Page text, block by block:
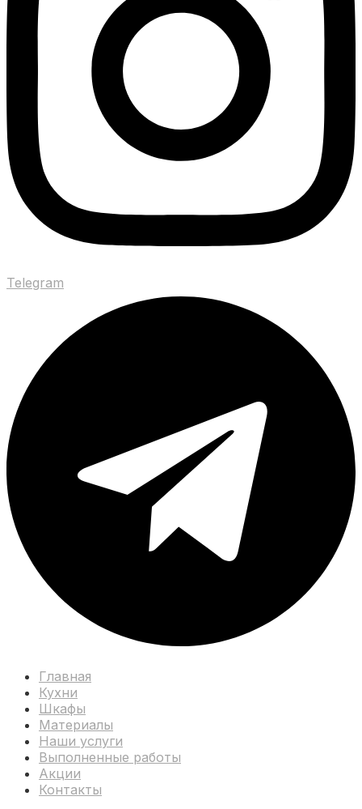
Telegram
Главная
Кухни
Шкафы
Материалы
Наши услуги
Выполненные работы
Акции
Контакты